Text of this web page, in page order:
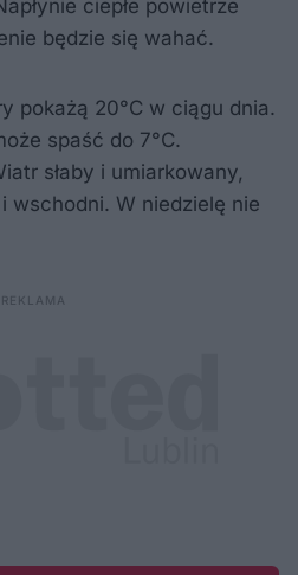
ciepłe powietrze
będzie się wahać.
pokażą 20°C w ciągu dnia.
spaść do 7°C.
słaby i umiarkowany,
wschodni. W niedzielę nie